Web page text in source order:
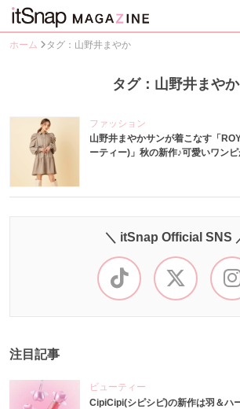
ホーム タグ：山野井まやか
タグ：山野井まやか
ファッション
山野井まやかサンが着こなす「
ーティー)」秋の新作♪可愛いワン
＼ itSnap Official SNS
注目記事
ビューティー
CipiCipi(シピシピ)の新作は羽＆ハ